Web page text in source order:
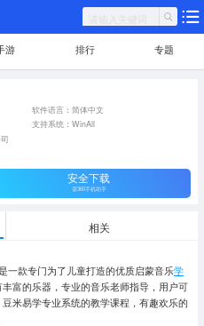
游 排行 专题
软件语言：简体中文
支持系统：WinAll
安全下载
需360手机助手
相关
一款专门为了儿童打造的优质启蒙音乐学
丰富的乐器，专业的音乐老师指导，用户可
米易学专业系统的教学课程，有趣欢乐的